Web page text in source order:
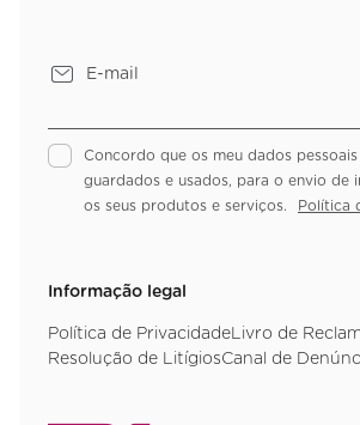
Concordo que os meu dados
guardados e usados, para o envio de
os seus produtos e serviços.
Política
Informação legal
Política de PrivacidadeLivro de
Resolução de LitígiosCanal de